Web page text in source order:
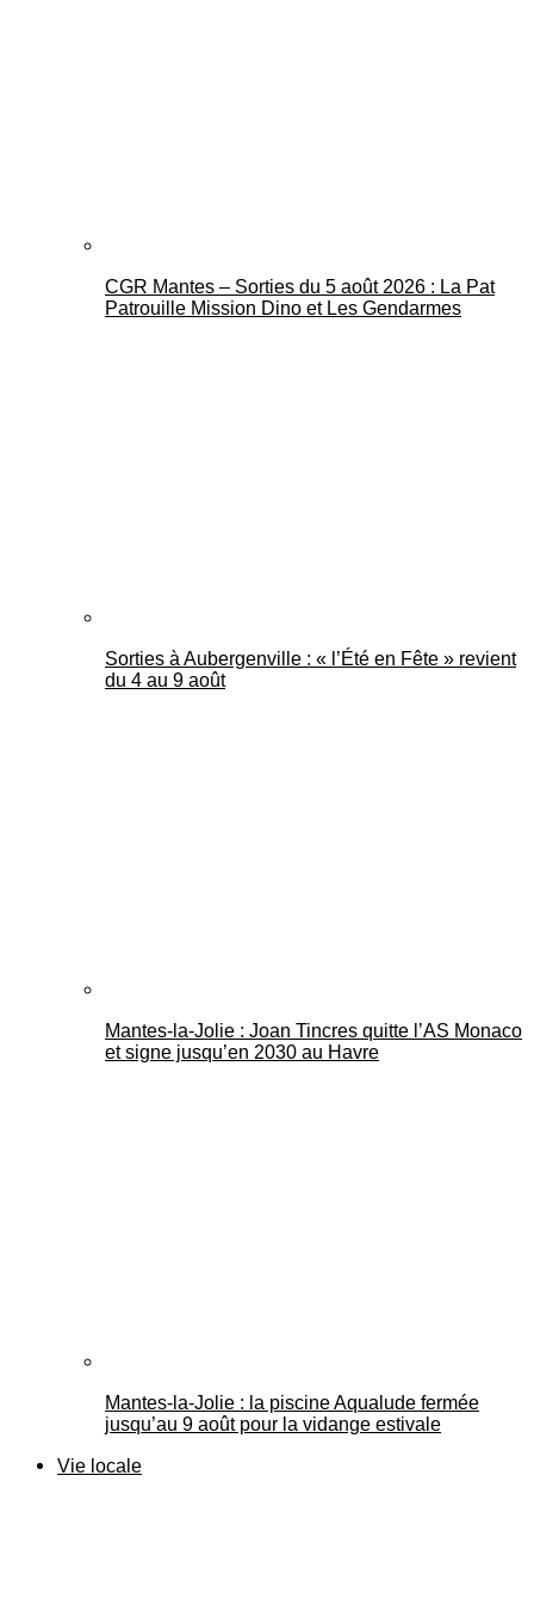
CGR Mantes – Sorties du 5 août 2026 : La Pat
Patrouille Mission Dino et Les Gendarmes
Sorties à Aubergenville : « l’Été en Fête » revient
du 4 au 9 août
Mantes-la-Jolie : Joan Tincres quitte l’AS Monaco
et signe jusqu’en 2030 au Havre
Mantes-la-Jolie : la piscine Aqualude fermée
jusqu’au 9 août pour la vidange estivale
Vie locale